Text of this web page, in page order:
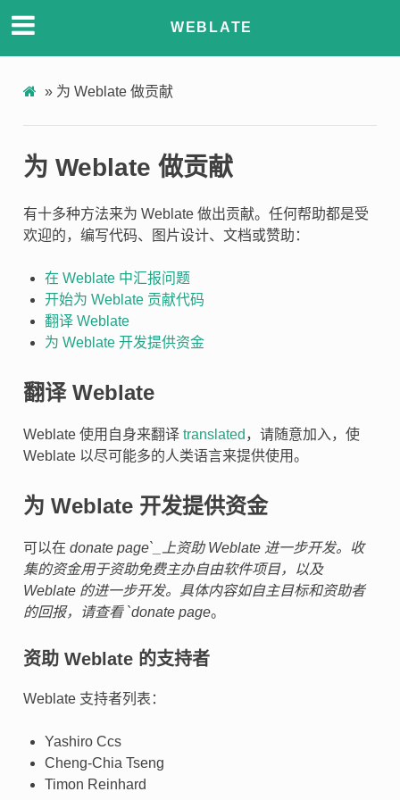
WEBLATE
» 为 Weblate 做贡献
为 Weblate 做贡献
有十多种方法来为 Weblate 做出贡献。任何帮助都是受
欢迎的，编写代码、图片设计、文档或赞助：
在 Weblate 中汇报问题
开始为 Weblate 贡献代码
翻译 Weblate
为 Weblate 开发提供资金
翻译 Weblate
Weblate 使用自身来翻译 translated ，请随意加入，使
Weblate 以尽可能多的人类语言来提供使用。
为 Weblate 开发提供资金
可以在 donate page`_上资助 Weblate 进一步开发。收
集的资金用于资助免费主办自由软件项目，以及
Weblate 的进一步开发。具体内容如自主目标和资助者
的回报，请查看 `donate page。
资助 Weblate 的支持者
Weblate 支持者列表：
Yashiro Ccs
Cheng-Chia Tseng
Timon Reinhard